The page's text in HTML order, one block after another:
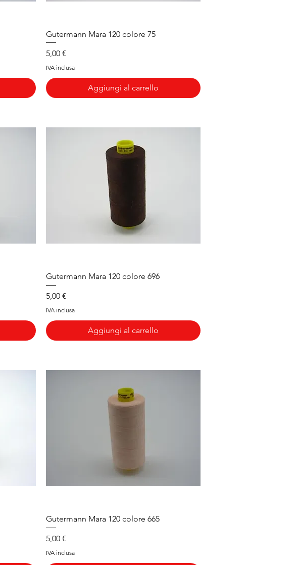
Vista rapida
Gutermann Mara 120 colore 75
Prezzo
5,00 €
IVA inclusa
Aggiungi al carrello
Vista rapida
Gutermann Mara 120 colore 696
Prezzo
5,00 €
IVA inclusa
Aggiungi al carrello
Vista rapida
Gutermann Mara 120 colore 665
Prezzo
5,00 €
IVA inclusa